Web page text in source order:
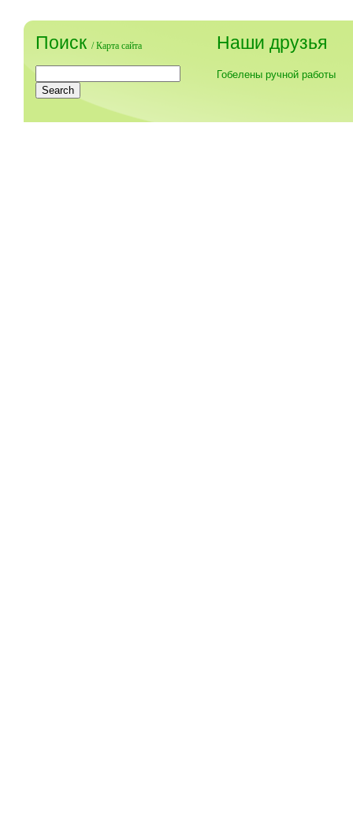
Поиск /Карта сайта Наши друзья
Гобелены ручной работы